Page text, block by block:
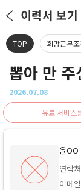
이력서 보기
TOP 희망근무조
뽑아 만
2026.07.08
유료 서비스
윤OO
연락처
이메일